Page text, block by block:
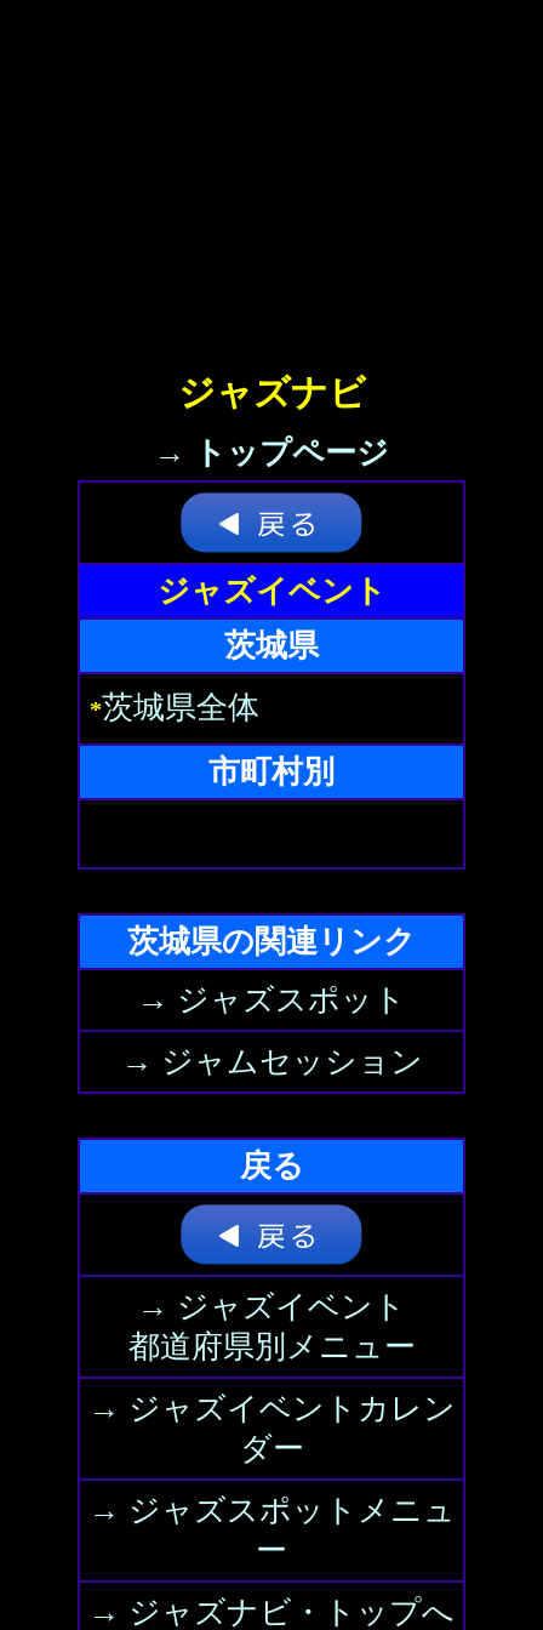
ジャズナビ
→ トップページ
ジャズイベント
茨城県
*茨城県全体
市町村別
茨城県の関連リンク
→ ジャズスポット
→ ジャムセッション
戻る
→ ジャズイベント
都道府県別メニュー
→ ジャズイベントカレン
ダー
→ ジャズスポットメニュ
ー
→ ジャズナビ・トップへ